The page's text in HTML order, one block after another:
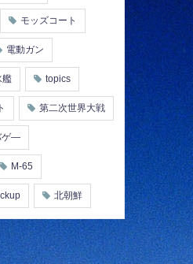
モッズコート
電動ガン
艦 topics
第二次世界大戦
ゲ―
M-65
北朝鮮